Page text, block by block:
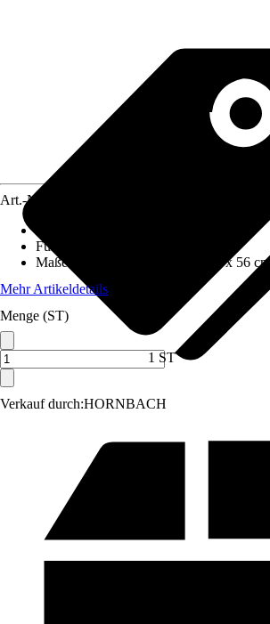
Verkauf durch:HORNBACH
Art.-Nr.
Funktionen
Maße (BxHxT)
55 cm x 103 cm x 56 cm
Mehr Artikeldetails
Menge (ST)
1 ST